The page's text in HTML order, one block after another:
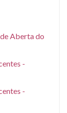
Aberta do
-
-